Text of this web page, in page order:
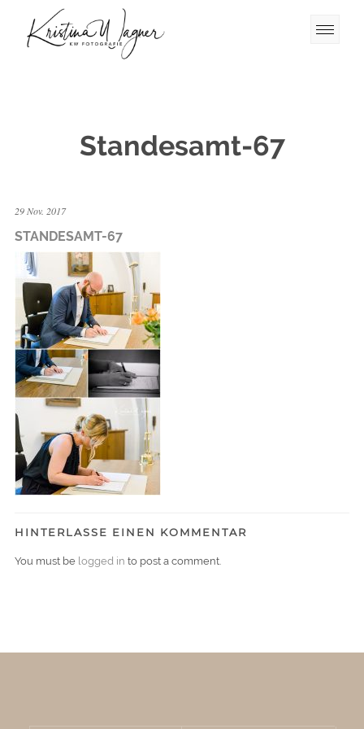
Standesamt-67
29 Nov. 2017
STANDESAMT-67
HINTERLASSE EINEN KOMMENTAR
You must be logged in to post a comment.